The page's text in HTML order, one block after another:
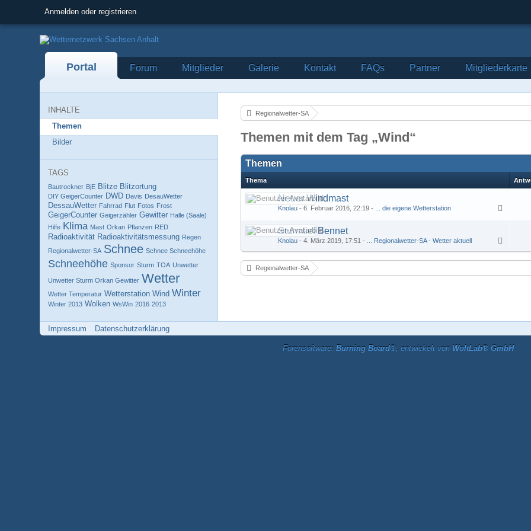
Anmelden oder registrieren
Portal Forum Mitglieder Galerie Kontakt FAQs Partner Mitgliederkarte
INHALTE
Themen
Bilder
TAGS
Bautrockner BjE Blitze Blitzortung
DIY GeigerCounter DWD Davis DesauWetter
DessauWetter Fahrrad Flut Fotos Frost
GeigerCounter Geigerzähler Gewitter Halle (Saale)
Hilfe Klima Mast Orkan Pflanzen RED
Radioaktivität Radioaktivitätsmessung Regen
Regionalwetter-SA Schnee Schnee Schneehöhe
Schneehöhe Sponsor Sturm TOA Unwetter
Unwetter Sturm Orkan Gewitter Wetter
Wetter Temperatur Wetterstation Wind Winter
Winter 2013 Wolken WsWin 2016 2013
Regionalwetter-SA
Themen mit dem Tag „Wind“
Themen
Thema
Neuer Windmast
Knolau -6. Februar 2016, 22:19 - ... die eigene Wetterstation
Sturmtief Bennet
Knolau -4. März 2019, 17:51 - ... Regionalwetter-SA - Wetter aktuell
Regionalwetter-SA
Impressum Datenschutzerklärung
Forensoftware: Burning Board®, entwickelt von WoltLab® GmbH